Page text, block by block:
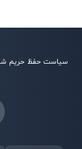
سیاست حفظ حریم